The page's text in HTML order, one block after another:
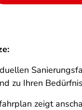
zu Ihren
zeigt